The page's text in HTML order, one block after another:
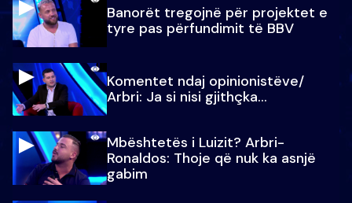
Banorët tregojnë për projektet e
tyre pas përfundimit të BBV
Komentet ndaj opinionistëve/
Arbri: Ja si nisi gjithçka…
Mbështetës i Luizit? Arbri-
Ronaldos: Thoje që nuk ka asnjë
gabim